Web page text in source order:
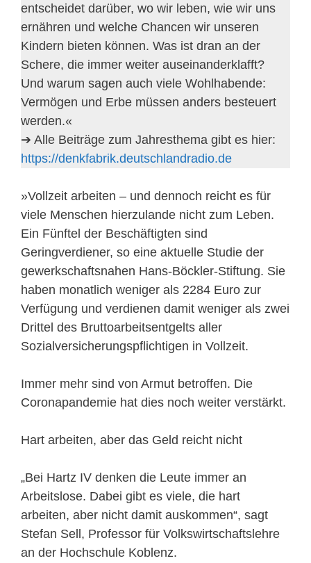
entscheidet darüber, wo wir leben, wie wir uns
ernähren und welche Chancen wir unseren
Kindern bieten können. Was ist dran an der
Schere, die immer weiter auseinanderklafft?
Und warum sagen auch viele Wohlhabende:
Vermögen und Erbe müssen anders besteuert
werden.«
➔ Alle Beiträge zum Jahresthema gibt es hier:
https://denkfabrik.deutschlandradio.de
»Vollzeit arbeiten – und dennoch reicht es für
viele Menschen hierzulande nicht zum Leben.
Ein Fünftel der Beschäftigten sind
Geringverdiener, so eine aktuelle Studie der
gewerkschaftsnahen Hans-Böckler-Stiftung. Sie
haben monatlich weniger als 2284 Euro zur
Verfügung und verdienen damit weniger als zwei
Drittel des Bruttoarbeitsentgelts aller
Sozialversicherungspflichtigen in Vollzeit.
Immer mehr sind von Armut betroffen. Die
Coronapandemie hat dies noch weiter verstärkt.
Hart arbeiten, aber das Geld reicht nicht
„Bei Hartz IV denken die Leute immer an
Arbeitslose. Dabei gibt es viele, die hart
arbeiten, aber nicht damit auskommen“, sagt
Stefan Sell, Professor für Volkswirtschaftslehre
an der Hochschule Koblenz.